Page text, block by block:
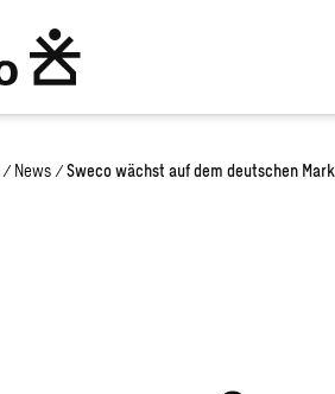
/ News / Sweco wächst auf dem deutschen